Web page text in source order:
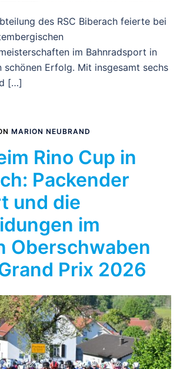
des RSC Biberach feierte bei
im Bahnradsport in
schönen Erfolg. Mit insgesamt sechs
[…]
MARION NEUBRAND
Rino Cup in
Packender
und die
im
Oberschwaben
Prix 2026